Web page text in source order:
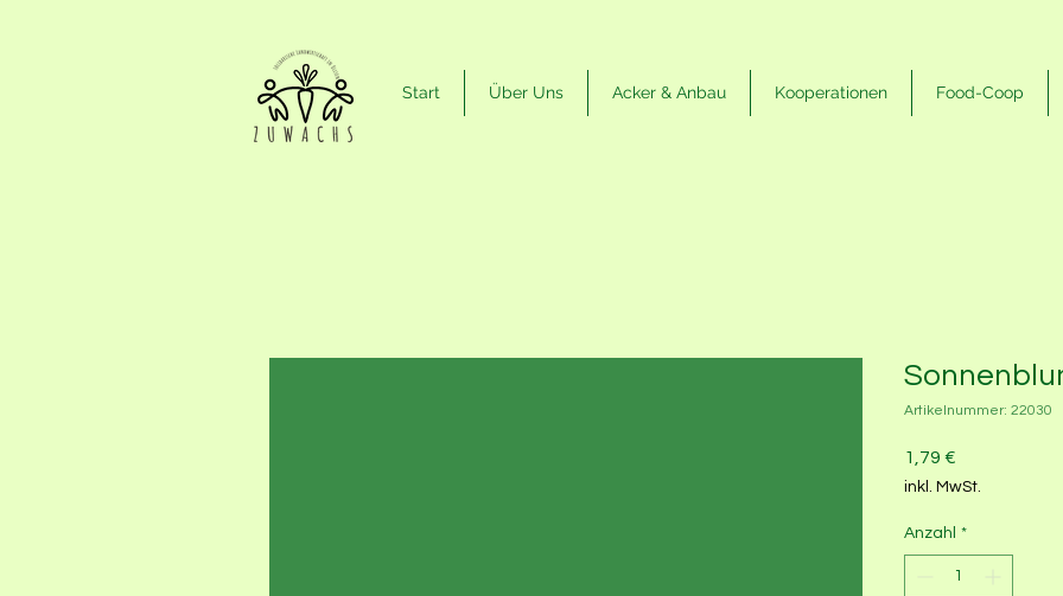
Start Über Uns Acker & Anbau Kooperationen Food-Coop
Artikelnummer: 22030
1,79 €
inkl. MwSt.
Anzahl *